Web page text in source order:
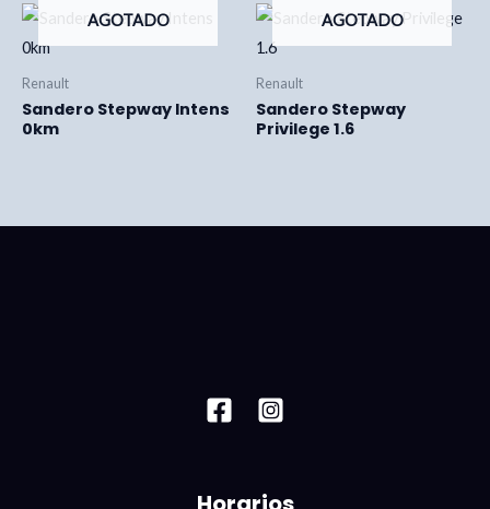
AGOTADO
Renault
Sandero Stepway Intens
0km
AGOTADO
Renault
Sandero Stepway
Privilege 1.6